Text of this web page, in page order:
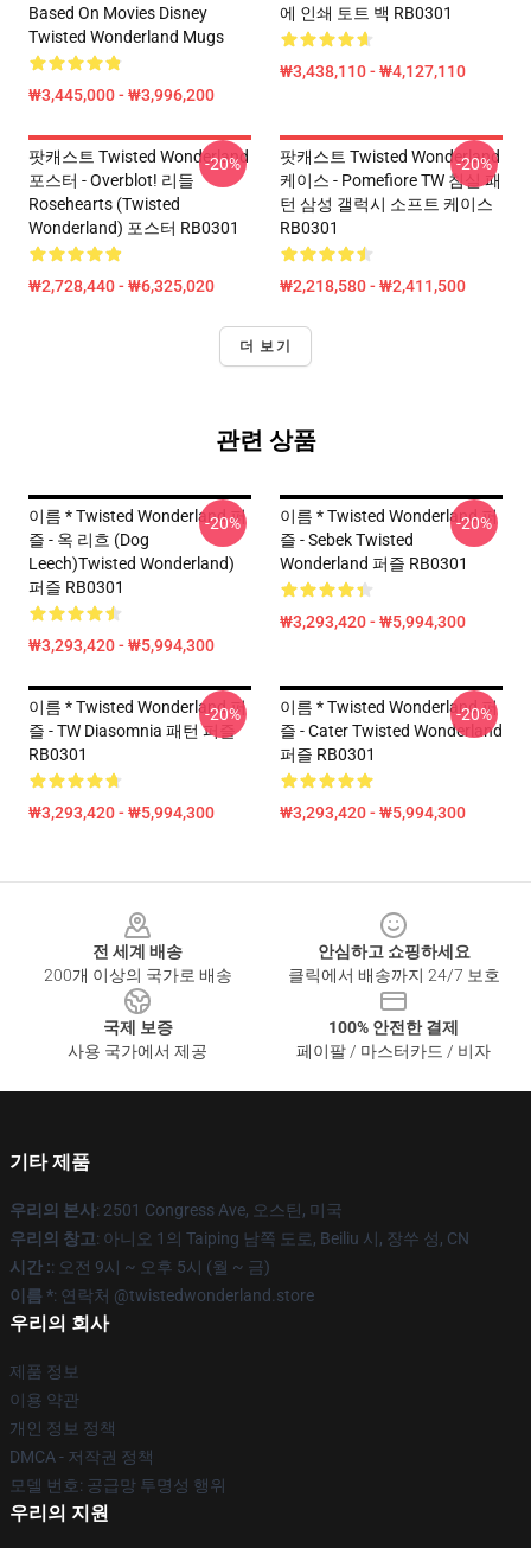
Based On Movies Disney
Twisted Wonderland Mugs
₩3,445,000 - ₩3,996,200
에 인쇄 토트 백 RB0301
₩3,438,110 - ₩4,127,110
팟캐스트 Twisted Wonderland
포스터 - Overblot! 리들
Rosehearts (Twisted
Wonderland) 포스터 RB0301
₩2,728,440 - ₩6,325,020
-20%
팟캐스트 Twisted Wonderland
케이스 - Pomefiore TW 침실 패
턴 삼성 갤럭시 소프트 케이스
RB0301
₩2,218,580 - ₩2,411,500
-20%
더 보기
관련 상품
이름 * Twisted Wonderland 퍼
즐 - 옥 리흐 (Dog
Leech)Twisted Wonderland)
퍼즐 RB0301
₩3,293,420 - ₩5,994,300
-20%
이름 * Twisted Wonderland 퍼
즐 - Sebek Twisted
Wonderland 퍼즐 RB0301
₩3,293,420 - ₩5,994,300
-20%
이름 * Twisted Wonderland 퍼
즐 - TW Diasomnia 패턴 퍼즐
RB0301
₩3,293,420 - ₩5,994,300
-20%
이름 * Twisted Wonderland 퍼
즐 - Cater Twisted Wonderland
퍼즐 RB0301
₩3,293,420 - ₩5,994,300
-20%
전 세계 배송
200개 이상의 국가로 배송
안심하고 쇼핑하세요
클릭에서 배송까지 24/7 보호
국제 보증
사용 국가에서 제공
100% 안전한 결제
페이팔 / 마스터카드 / 비자
기타 제품
우리의 본사: 2501 Congress Ave, 오스틴, 미국
우리의 창고: 아니오 1의 Taiping 남쪽 도로, Beiliu 시, 장쑤 성, CN
시간 :: 오전 9시 ~ 오후 5시 (월 ~ 금)
이름 *: 연락처 @twistedwonderland.store
우리의 회사
제품 정보
이용 약관
개인 정보 정책
DMCA - 저작권 정책
모델 번호: 공급망 투명성 행위
우리의 지원